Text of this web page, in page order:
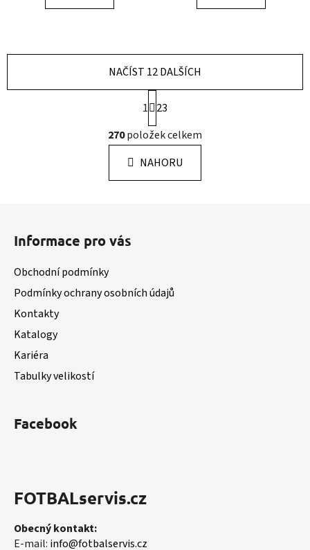
O
v
l
á
d
k
NAČÍST 12 DALŠÍCH
S
t
r
á
n
k
1
23
270položek celkem
NAHORU
Informace pro vás
Obchodní podmínky
Podmínky ochrany osobních údajů
Kontakty
Katalogy
Kariéra
Tabulky velikostí
Facebook
FOTBALservis.cz
Obecný kontakt:
E-mail: info@fotbalservis.cz